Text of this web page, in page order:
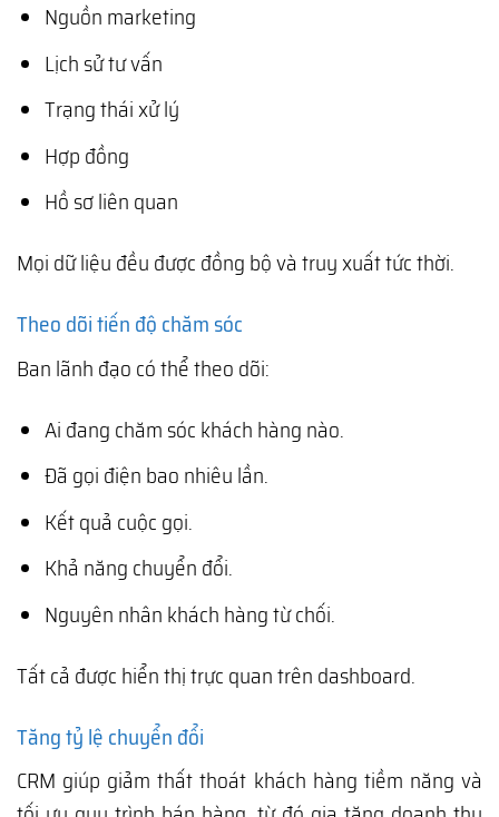
Nguồn marketing
Lịch sử tư vấn
Trạng thái xử lý
Hợp đồng
Hồ sơ liên quan
Mọi dữ liệu đều được đồng bộ và truy xuất tức thời.
Theo dõi tiến độ chăm sóc
Ban lãnh đạo có thể theo dõi:
Ai đang chăm sóc khách hàng nào.
Đã gọi điện bao nhiêu lần.
Kết quả cuộc gọi.
Khả năng chuyển đổi.
Nguyên nhân khách hàng từ chối.
Tất cả được hiển thị trực quan trên dashboard.
Tăng tỷ lệ chuyển đổi
CRM giúp giảm thất thoát khách hàng tiềm năng và